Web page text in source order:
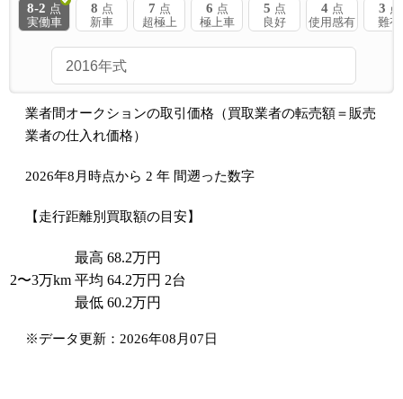
8-2 点
実働車
8 点
新車
7 点
超極上
6 点
極上車
5 点
良好
4 点
使用感有
3 点
難有
業者間オークションの取引価格（買取業者の転売額＝販売
業者の仕入れ価格）
2026年8月時点から 2 年 間遡った数字
【走行距離別買取額の目安】
2〜3万km
最高 68.2万円
2台
平均 64.2万円
最低 60.2万円
※データ更新：2026年08月07日